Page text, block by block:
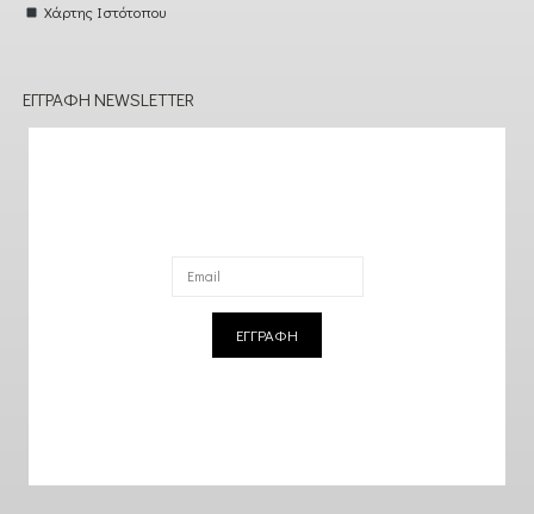
Χάρτης Ιστότοπου
ΕΓΓΡΑΦΉ NEWSLETTER
ΕΓΓΡΑΦΗ